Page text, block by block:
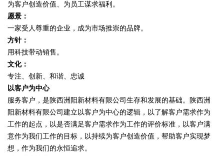
为客户创造价值、为员工谋求福利。
愿景：
一家受人尊重的企业，成为市场推崇的品牌。
方针：
用科技带动销售。
文化：
专注、创新、和谐、忠诚
以客户为中心
服务客户，是陕西洲阳新材料有限公司生存和发展的基础。陕西洲
阳新材料有限公司建立以客户为中心的逻辑，以了解客户需求作为
工作的起点，以是否满足客户需求作为工作的评价标准，以客户满
意作为我们工作的目标，以持续为客户创造价值，帮助客户实现梦
想，作为我们的永恒追求。